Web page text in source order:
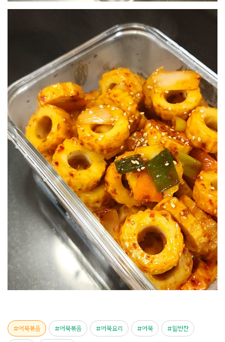
어묵볶음 어묵볶음 어묵요리 어묵 밑반찬